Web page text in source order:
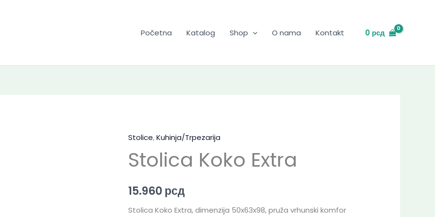
Početna Katalog Shop O nama Kontakt 0 рсд
Stolice,Kuhinja/Trpezarija
Stolica Koko Extra
15.960рсд
Stolica Koko Extra, dimenzija 50x63x98, pruža vrhunski komfor